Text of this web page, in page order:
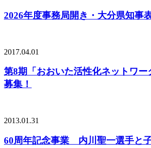
2026年度事務局開き・大分県知事
2017.04.01
第8期「おおいた活性化ネットワー
募集！
2013.01.31
60周年記念事業 内川聖一選手と